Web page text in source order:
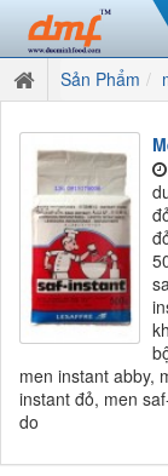
Sản Phẩm
men instant abby,
instant đỏ, men
do